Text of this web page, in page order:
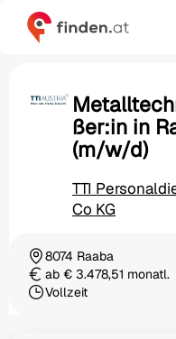
ßer:in in
(m/w/d)
TTI
Co KG
Ortschaft
8074 Raaba
Gehaltab € 3.478,51 monatl.
Beschäftigungsart
Vollzeit